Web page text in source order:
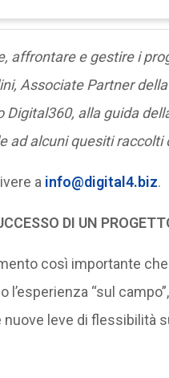
affrontare e gestire i
Associate Partner
alla guida
ad alcuni quesiti raccolti
a info@digital4.biz.
DI UN
così importante
l’esperienza “sul
leve di flessibilità